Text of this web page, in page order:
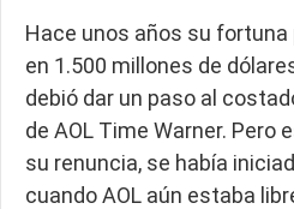
Hace unos años su
en 1.500 millones de
debió dar un paso al
de AOL Time Warner. Pero
su renuncia, se había
cuando AOL aún estaba